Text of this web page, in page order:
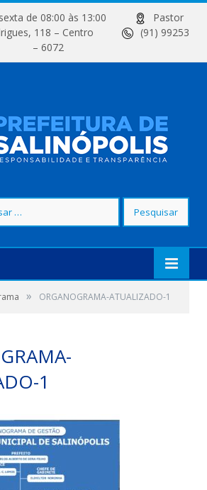
sexta de 08:00 às 13:00
Pastor
118 – Centro
(91) 99253
– 6072
» ORGANOGRAMA-ATUALIZADO-1
1